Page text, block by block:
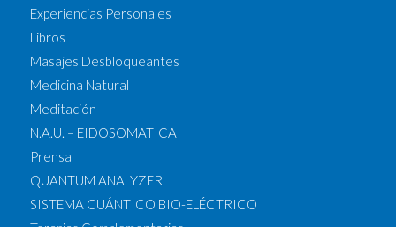
Experiencias Personales
Libros
Masajes Desbloqueantes
Medicina Natural
Meditación
N.A.U. – EIDOSOMATICA
Prensa
QUANTUM ANALYZER
SISTEMA CUÁNTICO BIO-ELÉCTRICO